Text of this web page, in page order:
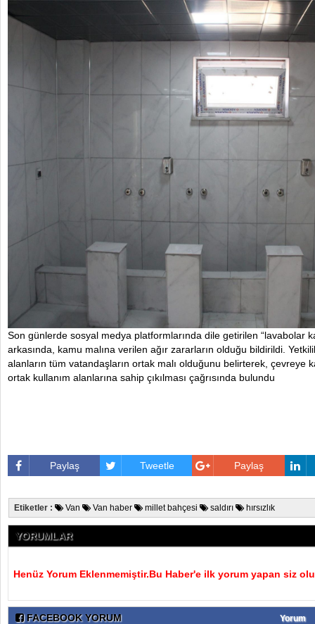
Son günlerde sosyal medya platformlarında dile getirilen “lavabolar
arkasında, kamu malına verilen ağır zararların olduğu bildirildi.
alanların tüm vatandaşların ortak malı olduğunu belirterek, çevreye
ortak kullanım alanlarına sahip çıkılması çağrısında bulundu
Paylaş Tweetle Paylaş
Etiketler : Van Van haber millet bahçesi saldırı hırsızlık
YORUMLAR
Henüz Yorum Eklenmemiştir.Bu Haber'e ilk yorum yapan siz
FACEBOOK YORUM Yorum